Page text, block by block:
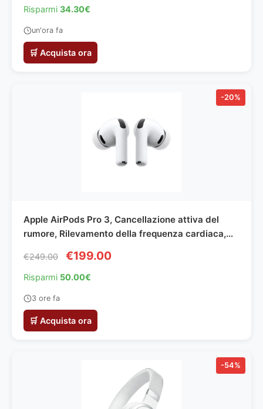
Risparmi 34.30€
un'ora fa
🛒 Acquista ora
-20%
Apple AirPods Pro 3, Cancellazione attiva del
rumore, Rilevamento della frequenza cardiaca,
fedeltà, Ricarica USB-C​​​​​​​
€249.00 €199.00
Risparmi 50.00€
3 ore fa
🛒 Acquista ora
-54%